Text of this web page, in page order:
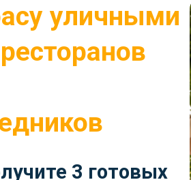
уличными
3 готовых